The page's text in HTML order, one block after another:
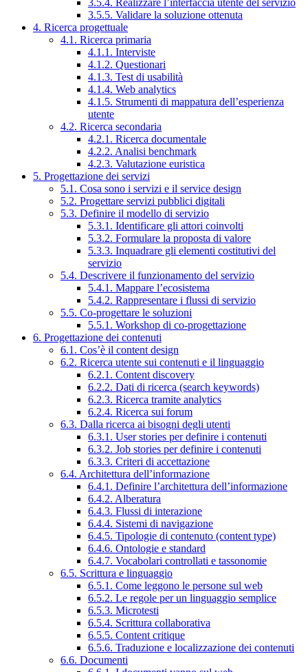
3.5.4. Realizzare l’interfaccia utente del servizio
3.5.5. Validare la soluzione ottenuta
4. Ricerca progettuale
4.1. Ricerca primaria
4.1.1. Interviste
4.1.2. Questionari
4.1.3. Test di usabilità
4.1.4. Web analytics
4.1.5. Strumenti di mappatura dell’esperienza
utente
4.2. Ricerca secondaria
4.2.1. Ricerca documentale
4.2.2. Analisi benchmark
4.2.3. Valutazione euristica
5. Progettazione dei servizi
5.1. Cosa sono i servizi e il service design
5.2. Progettare servizi pubblici digitali
5.3. Definire il modello di servizio
5.3.1. Identificare gli attori coinvolti
5.3.2. Formulare la proposta di valore
5.3.3. Inquadrare gli elementi costitutivi del
servizio
5.4. Descrivere il funzionamento del servizio
5.4.1. Mappare l’ecosistema
5.4.2. Rappresentare i flussi di servizio
5.5. Co-progettare le soluzioni
5.5.1. Workshop di co-progettazione
6. Progettazione dei contenuti
6.1. Cos’è il content design
6.2. Ricerca utente sui contenuti e il linguaggio
6.2.1. Content discovery
6.2.2. Dati di ricerca (search keywords)
6.2.3. Ricerca tramite analytics
6.2.4. Ricerca sui forum
6.3. Dalla ricerca ai bisogni degli utenti
6.3.1. User stories per definire i contenuti
6.3.2. Job stories per definire i contenuti
6.3.3. Criteri di accettazione
6.4. Architettura dell’informazione
6.4.1. Definire l’architettura dell’informazione
6.4.2. Alberatura
6.4.3. Flussi di interazione
6.4.4. Sistemi di navigazione
6.4.5. Tipologie di contenuto (content type)
6.4.6. Ontologie e standard
6.4.7. Vocabolari controllati e tassonomie
6.5. Scrittura e linguaggio
6.5.1. Come leggono le persone sul web
6.5.2. Le regole per un linguaggio semplice
6.5.3. Microtesti
6.5.4. Scrittura collaborativa
6.5.5. Content critique
6.5.6. Traduzione e localizzazione dei contenuti
6.6. Documenti